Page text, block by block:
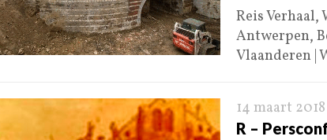
Reis Verhaal,
Antwerpen,
Vlaanderen |
14 maart 2018
R –